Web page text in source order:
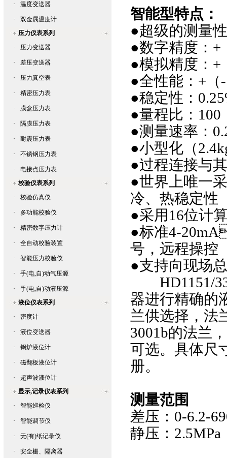
· 温度变送器
·
双金属温度计
压力仪表系列
·
压力变送器
· 差压变送器
· 压力真空表
· 精密压力表
· 膜盒压力表
· 隔膜压力表
· 耐震压力表
· 不锈钢压力表
·
电接点压力表
校验仪表系列
·
校验仿真仪
· 多功能校验仪
· 精密数字压力计
· 全自动校验装置
· 智能压力校验仪
· 手(电,自)动气压源
·
手(电,自)动液压源
液位仪表系列
·
密度计
· 液位变送器
· 锅炉液位计
· 磁翻板液位计
·
超声波液位计
显示,记录仪表系列
·
智能巡检仪
· 智能调节仪
· 无(有)纸记录仪
·
安全栅、隔离器
智能型特点：
●超级的测量性能
●数字精度
●模拟精度：
●全性能：+
●稳定性：
●量程比：
●测量速率：
●小型化（
●过程连接与其
●世界上唯一采
冷、热稳定性
●采用16位计
●标准4-
号，远程操控
●支持向现场总
HD1151/
器进行精确的
兰供选择，法
3001b的法兰
可选。具体
册。
测量范围
差压：0-6.2-
静压：2.5MPa